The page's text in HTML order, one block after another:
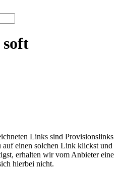
Links sind Provisionslinks
auf einen solchen Link klickst und
erhalten wir vom Anbieter eine
hierbei nicht.